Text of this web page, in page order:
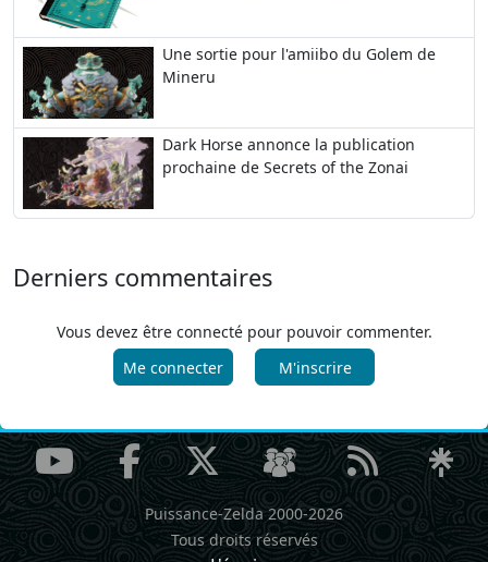
Une sortie pour l'amiibo du Golem de
Mineru
Dark Horse annonce la publication
prochaine de Secrets of the Zonai
Derniers commentaires
Vous devez être connecté pour pouvoir commenter.
Me connecter
M'inscrire
Puissance-Zelda 2000-2026
Tous droits réservés